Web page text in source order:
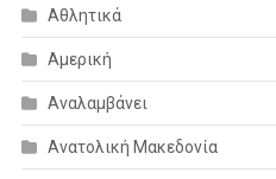
Αθλητικά
Αμερική
Αναλαμβάνει
Ανατολική Μακεδονία